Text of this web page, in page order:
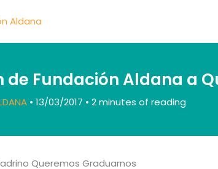
de Fundación Aldana a
• 13/03/2017 • 2 minutes of reading